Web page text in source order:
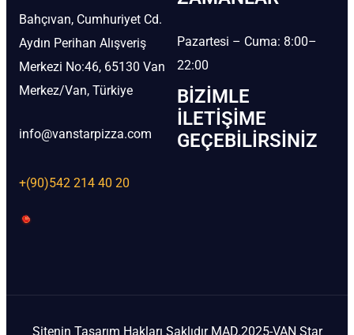
Bahçıvan, Cumhuriyet Cd.
Aydın Perihan Alışveriş
Merkezi No:46, 65130 Van
Merkez/Van, Türkiye
info@vanstarpizza.com
+(90)542 214 40 20
Pazartesi – Cuma: 8:00–
22:00
BIZIMLE
İLETIŞIME
GEÇEBILIRSINIZ
Sitenin Tasarım Hakları Saklıdır MAD.2025-VAN Star